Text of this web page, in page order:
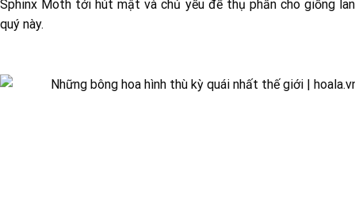
Sphinx Moth tới hút mật và chủ yếu để thụ phấn cho giống lan
quý này.